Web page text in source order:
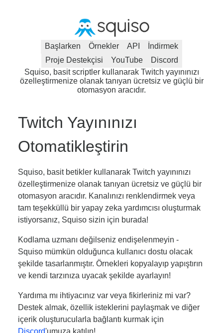
Başlarken Örnekler API
İndirmek
Proje Destekçisi
YouTube
Discord
Squiso, basit scriptler kullanarak Twitch yayınınızı
özelleştirmenize olanak tanıyan ücretsiz ve güçlü bir
otomasyon aracıdır.
Twitch Yayınınızı
Otomatikleştirin
Squiso, basit betikler kullanarak Twitch yayınınızı
özelleştirmenize olanak tanıyan ücretsiz ve güçlü bir
otomasyon aracıdır. Kanalınızı renklendirmek veya
tam teşekküllü bir yapay zeka yardımcısı oluşturmak
istiyorsanız, Squiso sizin için burada!
Kodlama uzmanı değilseniz endişelenmeyin -
Squiso mümkün olduğunca kullanıcı dostu olacak
şekilde tasarlanmıştır. Örnekleri kopyalayıp yapıştırın
ve kendi tarzınıza uyacak şekilde ayarlayın!
Yardıma mı ihtiyacınız var veya fikirleriniz mi var?
Destek almak, özellik isteklerini paylaşmak ve diğer
içerik oluşturucularla bağlantı kurmak için
Discord'umuza katılın!